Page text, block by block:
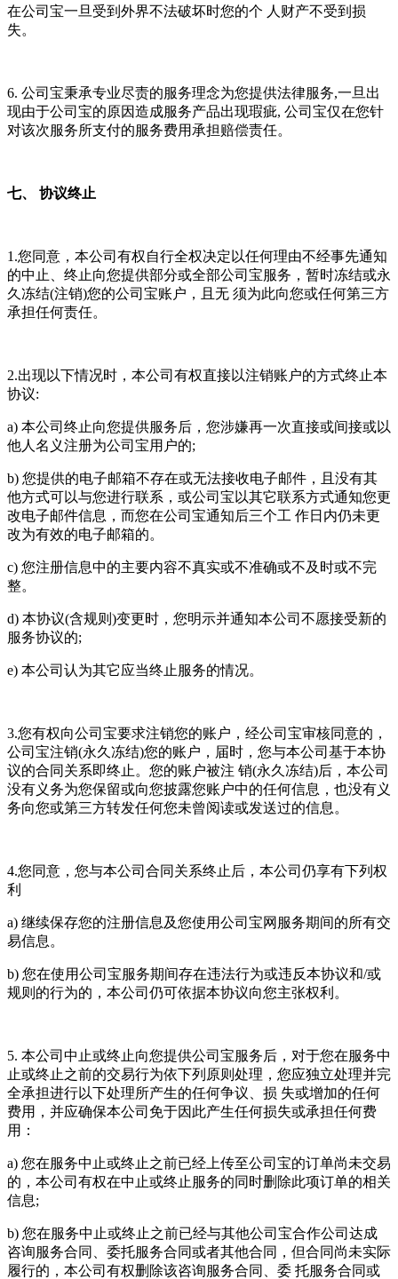
在公司宝一旦受到外界不法破坏时您的个 人财产不受到损
失。
6. 公司宝秉承专业尽责的服务理念为您提供法律服务,一旦出
现由于公司宝的原因造成服务产品出现瑕疵, 公司宝仅在您针
对该次服务所支付的服务费用承担赔偿责任。
七、 协议终止
1.您同意，本公司有权自行全权决定以任何理由不经事先通知
的中止、终止向您提供部分或全部公司宝服务，暂时冻结或永
久冻结(注销)您的公司宝账户，且无 须为此向您或任何第三方
承担任何责任。
2.出现以下情况时，本公司有权直接以注销账户的方式终止本
协议:
a) 本公司终止向您提供服务后，您涉嫌再一次直接或间接或以
他人名义注册为公司宝用户的;
b) 您提供的电子邮箱不存在或无法接收电子邮件，且没有其
他方式可以与您进行联系，或公司宝以其它联系方式通知您更
改电子邮件信息，而您在公司宝通知后三个工 作日内仍未更
改为有效的电子邮箱的。
c) 您注册信息中的主要内容不真实或不准确或不及时或不完
整。
d) 本协议(含规则)变更时，您明示并通知本公司不愿接受新的
服务协议的;
e) 本公司认为其它应当终止服务的情况。
3.您有权向公司宝要求注销您的账户，经公司宝审核同意的，
公司宝注销(永久冻结)您的账户，届时，您与本公司基于本协
议的合同关系即终止。您的账户被注 销(永久冻结)后，本公司
没有义务为您保留或向您披露您账户中的任何信息，也没有义
务向您或第三方转发任何您未曾阅读或发送过的信息。
4.您同意，您与本公司合同关系终止后，本公司仍享有下列权
利
a) 继续保存您的注册信息及您使用公司宝网服务期间的所有交
易信息。
b) 您在使用公司宝服务期间存在违法行为或违反本协议和/或
规则的行为的，本公司仍可依据本协议向您主张权利。
5. 本公司中止或终止向您提供公司宝服务后，对于您在服务中
止或终止之前的交易行为依下列原则处理，您应独立处理并完
全承担进行以下处理所产生的任何争议、损 失或增加的任何
费用，并应确保本公司免于因此产生任何损失或承担任何费
用：
a) 您在服务中止或终止之前已经上传至公司宝的订单尚未交易
的，本公司有权在中止或终止服务的同时删除此项订单的相关
信息;
b) 您在服务中止或终止之前已经与其他公司宝合作公司达成
咨询服务合同、委托服务合同或者其他合同，但合同尚未实际
履行的，本公司有权删除该咨询服务合同、委 托服务合同或